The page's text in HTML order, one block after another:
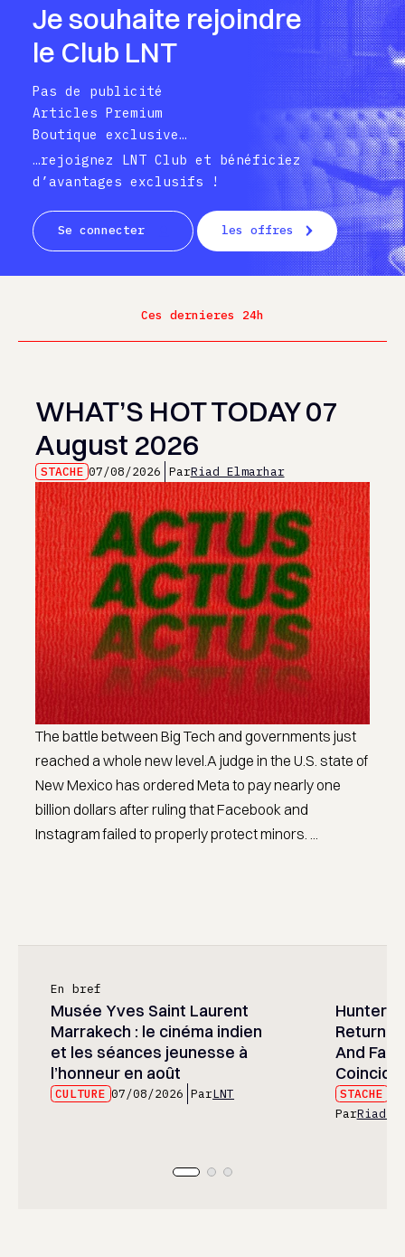
Je souhaite rejoindre
le Club LNT
Pas de publicité
Articles Premium
Boutique exclusive…
…rejoignez LNT Club et bénéficiez
d’avantages exclusifs !
Se connecter les offres
Ces dernieres 24h
WHAT’S HOT TODAY 07
August 2026
STACHE 07/08/2026 ParRiad Elmarhar
The battle between Big Tech and governments just
reached a whole new level.A judge in the U.S. state of
New Mexico has ordered Meta to pay nearly one
billion dollars after ruling that Facebook and
Instagram failed to properly protect minors. ...
En bref
Musée Yves Saint Laurent
Marrakech : le cinéma indien
et les séances jeunesse à
l’honneur en août
CULTURE 07/08/2026 ParLNT
Hunter
And
STACHE
ParRiad